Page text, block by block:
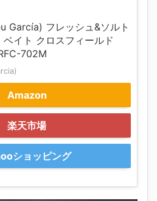
García) フレッシュ&ソルト
イト クロスフィールド
702M
Amazon
楽天市場
ショッピング